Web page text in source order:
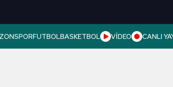
FUTBOLBASKETBOL VİDEO CANLI